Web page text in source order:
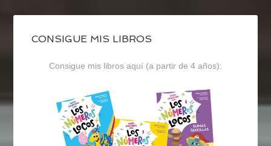
CONSIGUE MIS LIBROS
Consigue mis libros aquí (a partir de 4 años):